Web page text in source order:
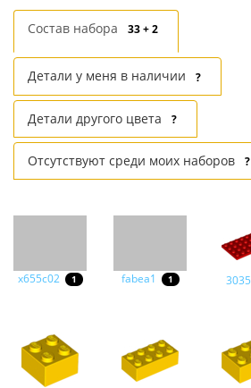
Состав набора 33 + 2
Детали у меня в наличии ?
Детали другого цвета ?
Отсутствуют среди моих наборов ?
x655c02 1 fabea1 1 3035